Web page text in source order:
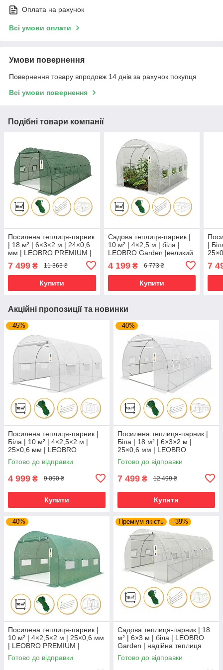
Оплата на рахунок
Всі умови оплати
Умови повернення
Повернення товару впродовж 14 днів за рахунок покупця
Всі умови повернення
Подібні товари компанії
Посилена теплиця-парник
| 18 м² | 6×3×2 м | 24×0,6
мм | LEOBRO PREMIUM |
армована трьорхшарова
плівка | сталевий каркас
7 499 ₴ 11 363 ₴
Купити
Садова теплиця-парник |
10 м² | 4×2,5 м | біла |
LEOBRO Garden |великий
4 199₴ 6 773 ₴
Купити
|
7
Акційні пропозиції та новинки
–45%
Посилена теплиця-парник |
Біла | 10 м² | 4×2,5×2 м |
25×0,6 мм | LEOBRO
PREMIUM | армована
трьорхшарова плівка |
Готово до відправки
4 999 ₴ 9 090 ₴
Купити
–40%
Посилена теплиця-парник |
Біла | 18 м² | 6×3×2 м |
25×0,6 мм | LEOBRO
PREMIUM | армована
трьорхшарова плівка |
Готово до відправки
7 499 ₴ 12 499 ₴
Купити
–40%
Посилена теплиця-парник |
10 м² | 4×2,5×2 м | 25×0,6 мм
| LEOBRO PREMIUM |
армована трьорхшарова
плівка | сталевий каркас
Готово до відправки
Преміум якість –39%
Садова теплиця-парник | 18
м² | 6×3 м | біла | LEOBRO
Garden | надійна теплиця
для врожаю круглий сезон
Готово до відправки